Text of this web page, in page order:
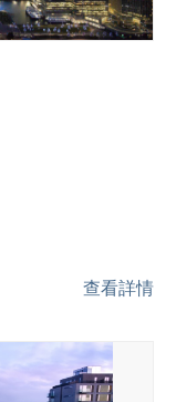
查看詳情